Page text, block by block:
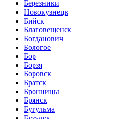
Березники
Новокузнецк
Бийск
Благовещенск
Богданович
Бологое
Бор
Борзя
Боровск
Братск
Бронницы
Брянск
Бугульма